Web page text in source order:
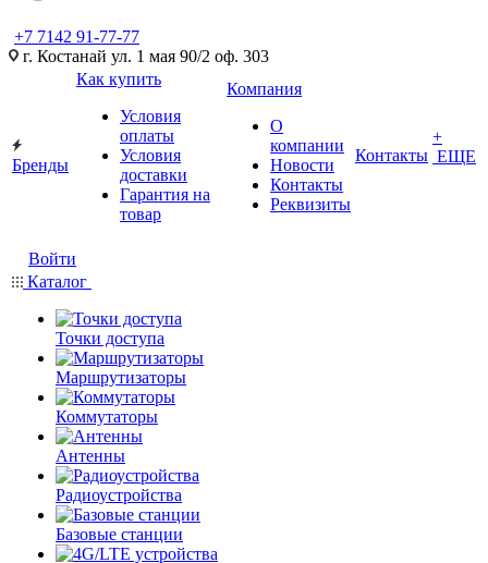
+7 7142 91-77-77
г. Костанай ул. 1 мая 90/2 оф. 303
Бренды
Как купить
Условия
оплаты
Условия
доставки
Гарантия на
товар
Компания
О
компании
Новости
Контакты
Реквизиты
Контакты
+
ЕЩЕ
Войти
Каталог
Точки доступа
Маршрутизаторы
Коммутаторы
Антенны
Радиоустройства
Базовые станции